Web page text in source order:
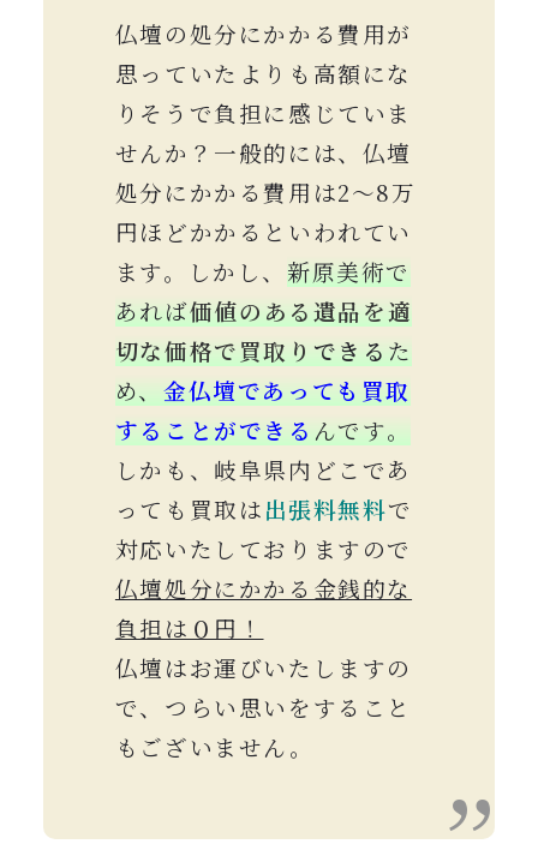
仏壇の処分にかかる費用が
思っていたよりも高額にな
りそうで負担に感じていま
せんか？一般的には、仏壇
処分にかかる費用は2〜8万
円ほどかかるといわれてい
ます。しかし、 新原美術で
あれば価値のある遺品を適
切な価格で買取り できる た
め、金仏壇であっても買取
することができる んです。
しかも、岐阜県内どこであ
っても買取は出張料無料で
対応いたしておりますので
仏壇処分にかかる金銭的な
負担は０円！
仏壇はお運びいたしますの
で、つらい思いをすること
もございません。